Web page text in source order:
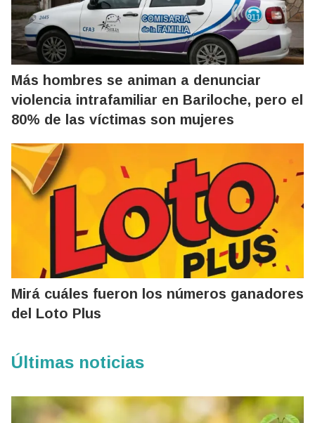
Más hombres se animan a denunciar
violencia intrafamiliar en Bariloche, pero el
80% de las víctimas son mujeres
Mirá cuáles fueron los números ganadores
del Loto Plus
Últimas noticias